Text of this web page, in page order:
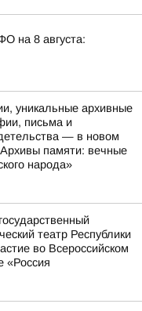
на 8 августа:
уникальные архивные
письма и
— в новом
памяти: вечные
народа»
театр Республики
во Всероссийском
«Россия